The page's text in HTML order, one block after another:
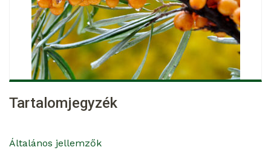
Tartalomjegyzék
Általános jellemzők